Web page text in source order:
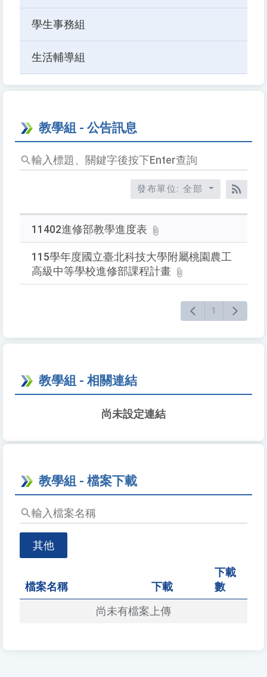
學生事務組
生活輔導組
教學組 - 公告訊息
輸
入
關
字
下
發布單位: 全部
RSS
11402進修部教學進度表
115學年度國立臺北科技大學附屬桃園農工
高級中等學校進修部課程計畫
1
教學組 - 相關連結
尚未設定連結
教學組 - 檔案下載
輸
入
稱
其他
檔案名稱 下載
下載
數
尚未有檔案上傳